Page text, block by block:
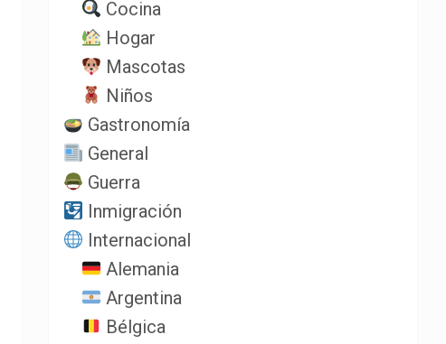
Cocina
Hogar
Mascotas
Niños
Gastronomía
General
Guerra
Inmigración
Internacional
Alemania
Argentina
Bélgica